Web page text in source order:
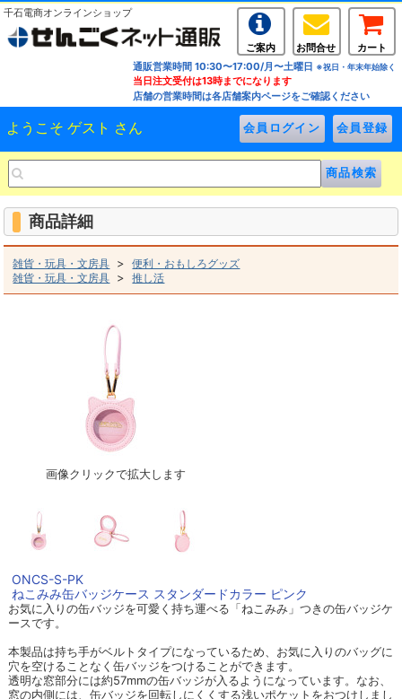
千石電商オンラインショップ
ご案内 お問合せ
カート
通販営業時間 10:30〜17:00/月〜土曜日 ※祝日・年末年始除く
当日注文受付は13時までになります
店舗の営業時間は各店舗案内ページをご確認ください
ようこそ ゲスト さん
商品詳細
雑貨・玩具・文房具 >便利・おもしろグッズ
雑貨・玩具・文房具 >推し活
画像クリックで拡大します
ONCS-S-PK
ねこみみ缶バッジケース スタンダードカラー ピンク
お気に入りの缶バッジを可愛く持ち運べる「ねこみみ」つきの缶バッジケ
ースです。
本製品は持ち手がベルトタイプになっているため、お気に入りのバッグに
穴を空けることなく缶バッジをつけることができます。
透明な窓部分には約57mmの缶バッジが入るようになっています。なお、
窓の内側には、缶バッジを回転しにくくする浅いポケットをおつけしまし